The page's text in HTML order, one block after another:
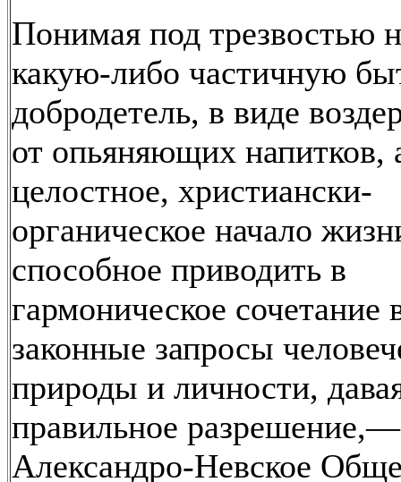
Понимая под трезвостью
какую-либо частичную
добродетель, в виде
от опьяняющих напитков,
целостное, христиански-
органическое начало
способное приводить в
гармоническое сочетание
законные запросы
природы и личности,
правильное разрешение,—
Александро-Невское